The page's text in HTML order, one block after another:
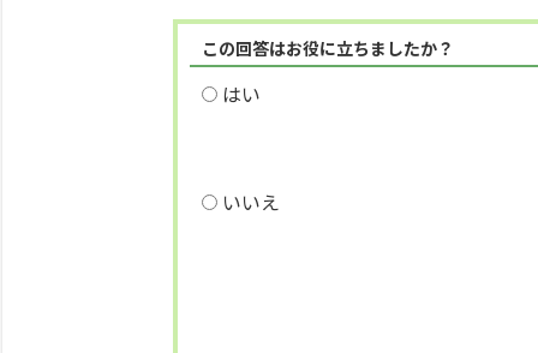
この回答はお役に立ちましたか？
はい
いいえ